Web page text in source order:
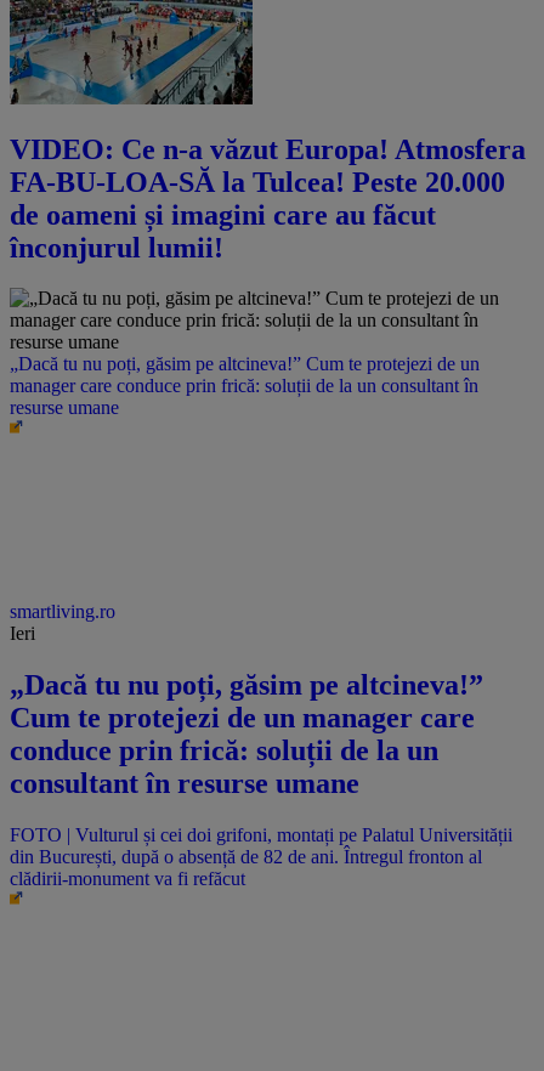
VIDEO: Ce n-a văzut Europa! Atmosfera
FA-BU-LOA-SĂ la Tulcea! Peste 20.000
de oameni și imagini care au făcut
înconjurul lumii!
„Dacă tu nu poți, găsim pe altcineva!” Cum te protejezi de un
manager care conduce prin frică: soluții de la un consultant în
resurse umane
smartliving.ro
Ieri
„Dacă tu nu poți, găsim pe altcineva!”
Cum te protejezi de un manager care
conduce prin frică: soluții de la un
consultant în resurse umane
FOTO | Vulturul și cei doi grifoni, montați pe Palatul Universității
din București, după o absență de 82 de ani. Întregul fronton al
clădirii-monument va fi refăcut